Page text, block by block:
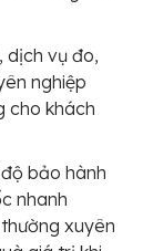
dịch vụ đo,
nghiệp
cho khách
bảo hành
nhanh
xuyên